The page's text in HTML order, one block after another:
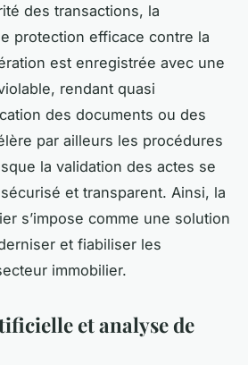
des transactions, la
protection efficace contre la
est enregistrée avec une
rendant quasi
des documents ou des
par ailleurs les procédures
la validation des actes se
et transparent. Ainsi, la
s’impose comme une solution
et fiabiliser les
immobilier.
et analyse de